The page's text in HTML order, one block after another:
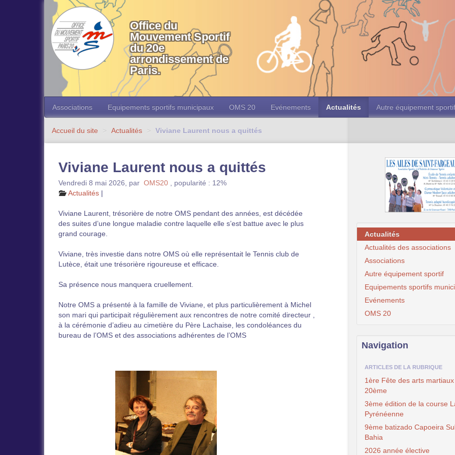
Office du
Mouvement Sportif
du 20e
arrondissement de
Paris.
Associations Equipements sportifs municipaux OMS 20 Evénements Actualités Autre équipement sportif
Accueil du site > Actualités > Viviane Laurent nous a quittés
Viviane Laurent nous a quittés
Vendredi 8 mai 2026 par OMS20
popularité : 12%
Actualités |
Viviane Laurent, trésorière de notre OMS pendant des années, est décédée
des suites d’une longue maladie contre laquelle elle s’est battue avec le plus
grand courage.
Viviane, très investie dans notre OMS où elle représentait le Tennis club de
Lutèce, était une trésorière rigoureuse et efficace.
Sa présence nous manquera cruellement.
Notre OMS a présenté à la famille de Viviane, et plus particulièrement à Michel
son mari qui participait régulièrement aux rencontres de notre comité directeur ,
à la cérémonie d’adieu au cimetière du Père Lachaise, les condoléances du
bureau de l’OMS et des associations adhérentes de l’OMS
Actualités
Actualités des associations
Associations
Autre équipement sportif
Equipements sportifs
Evénements
OMS 20
Navigation
ARTICLES DE LA RUBRIQUE
1ère Fête des arts martiaux
20ème
3ème édition de la course
Pyrénéenne
9ème batizado Capoeira
Bahia
2026 année élective